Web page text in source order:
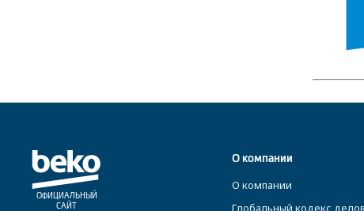
ОФИЦИАЛЬНЫЙ
САЙТ
О компании
О компании
Глобальный кодекс